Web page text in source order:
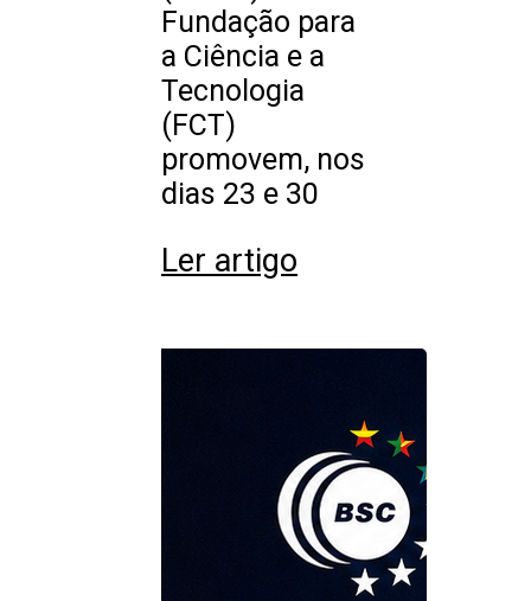
Fundação para
a Ciência e a
Tecnologia
(FCT)
promovem, nos
dias 23 e 30
Ler artigo